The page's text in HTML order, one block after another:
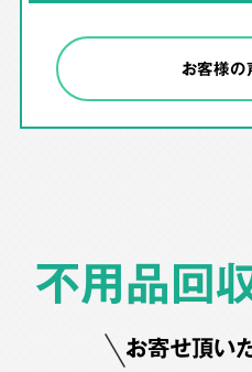
お客様の
不用品回
お寄せ頂い